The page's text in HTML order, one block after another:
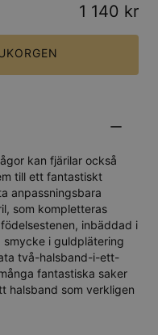
1 140 kr
kan fjärilar också
till ett fantastiskt
anpassningsbara
som kompletteras
inbäddad i
i guldplätering
två-halsband-i-ett-
fantastiska saker
halsband som verkligen